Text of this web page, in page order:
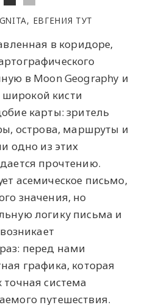
ЕВГЕНИЯ ТУТ
в коридоре,
в Moon Geography и
кисти
карты: зритель
острова, маршруты и
одно из этих
прочтению.
асемическое письмо,
значения, но
логику письма и
перед нами
графика, которая
система
путешествия.